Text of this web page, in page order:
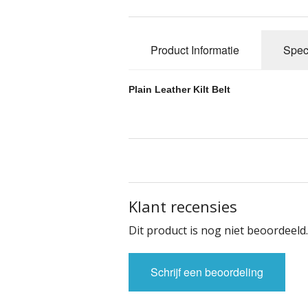
Kiltpin
Glengarry en
Plaid Broache
Sporran
Plaid - Blanket
Schoenen
Hanging
Verzenddozen
Product Informatie
Plain Leather Kilt Belt
Klant recensies
Dit product is nog niet beoordeeld.
Schrijf een beoordeling